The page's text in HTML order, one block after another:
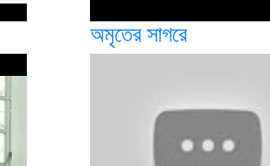
অমৃতের সাগরে